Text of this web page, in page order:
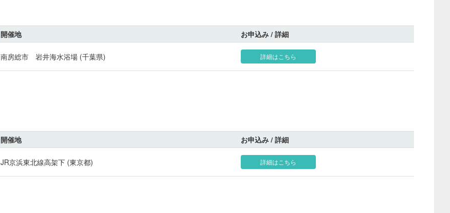
開催地 お申込み / 詳細
南房総市 岩井海水浴場 (千葉県) 詳細はこちら
開催地 お申込み / 詳細
JR京浜東北線高架下 (東京都) 詳細はこちら